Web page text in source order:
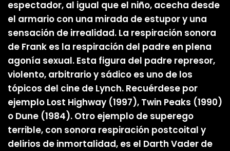
espectador, al igual que el niño, acecha desde
el armario con una mirada de estupor y una
sensación de irrealidad. La respiración sonora
de Frank es la respiración del padre en plena
agonía sexual. Esta figura del padre represor,
violento, arbitrario y sádico es uno de los
tópicos del cine de Lynch. Recuérdese por
ejemplo Lost Highway (1997), Twin Peaks (1990)
o Dune (1984). Otro ejemplo de superego
terrible, con sonora respiración postcoital y
delirios de inmortalidad, es el Darth Vader de